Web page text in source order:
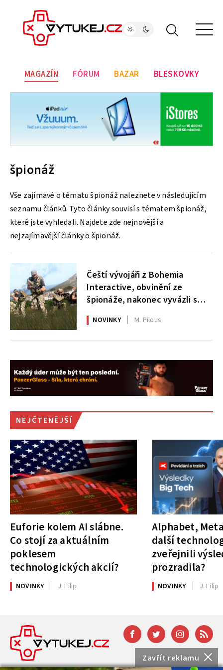
Zavřít reklamu
MAGAZÍN FÓRUM BAZAR BLESKOVKY
špionáž
Vše zajímavé o tématu špionáž naleznete v následujícím
seznamu článků. Tyto články souvisí s tématem špionáž,
které jste vyhledali. Najdete zde nejnovější a
nejzajímavější články o špionáž.
Čeští vývojáři z Bohemia
Interactive, obvinění ze
špionáže, nakonec vyvázli s
podmínkou
NOVINKY M. Pilous
NEJČTENĚJŠÍ
Euforie kolem AI slábne.
Co stojí za aktuálním
poklesem
technologických akcií?
NOVINKY J. Filip
Alphabet,
další
zveřejnili
prozradila?
NOVINKY J. Filip